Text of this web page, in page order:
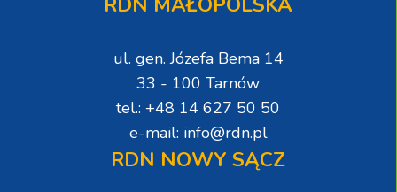
ul. gen. Józefa Bema 14
33 - 100 Tarnów
tel.: +48 14 627 50 50
e-mail: info@rdn.pl
RDN NOWY SĄCZ